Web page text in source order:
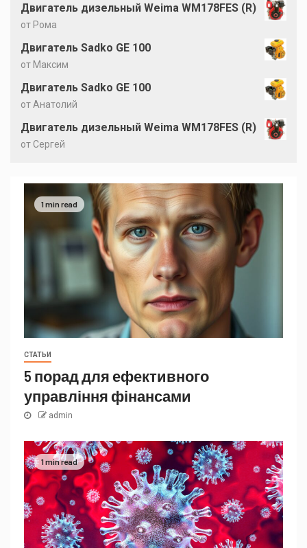
Двигатель дизельный Weima WM178FES (R)
от Рома
Двигатель Sadko GE 100
от Максим
Двигатель Sadko GE 100
от Анатолий
Двигатель дизельный Weima WM178FES (R)
от Сергей
1 min read
СТАТЬИ
5 порад для ефективного
управління фінансами
admin
1 min read